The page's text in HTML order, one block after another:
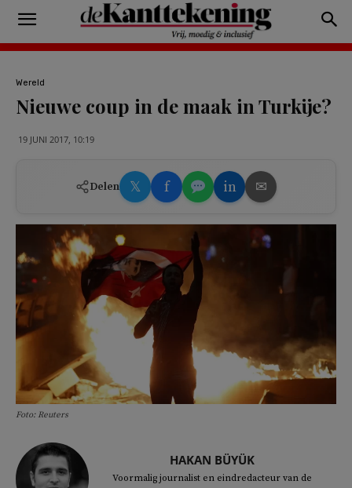
Wereld
Nieuwe coup in de maak in Turkije?
19 JUNI 2017, 10:19
Delen 𝕏 f in ✉
Foto: Reuters
HAKAN BÜYÜK
Voormalig journalist en eindredacteur van de